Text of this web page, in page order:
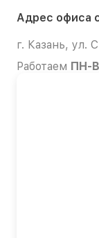
Адрес офиса
г. Казань, ул.
Работаем ПН-